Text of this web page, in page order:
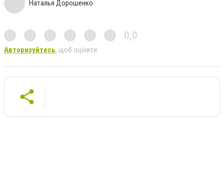
Наталья Дорошенко
0,0
Авторизуйтесь, щоб оцінити